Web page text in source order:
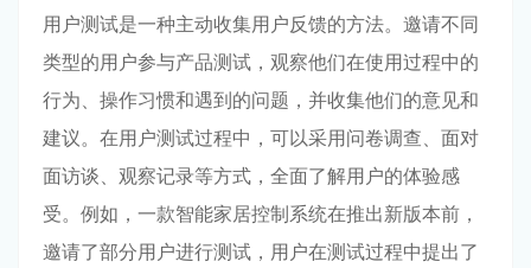
用户测试是一种主动收集用户反馈的方法。邀请不同
类型的用户参与产品测试，观察他们在使用过程中的
行为、操作习惯和遇到的问题，并收集他们的意见和
建议。在用户测试过程中，可以采用问卷调查、面对
面访谈、观察记录等方式，全面了解用户的体验感
受。例如，一款智能家居控制系统在推出新版本前，
邀请了部分用户进行测试，用户在测试过程中提出了